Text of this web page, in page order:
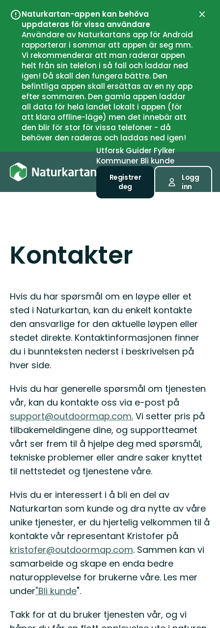
Naturkartan-appen kan behöva
uppdateras för vissa användare
Användare av Naturkartans app för Android
rapporterar i sommar att appen är seg mm.
Vi rekommenderar att man raderar appen
helt från sin telefon i så fall och laddar ned
igen! Då skall den fungera bättre. Den
befintliga appen skall ersättas av en ny app
efter sommaren. Den gamla appen laddar
all data för hela landet lokalt i appen (för
att klara offline-läge) men det innebär att
den blir för stor för vissa telefoner - då
behöver den raderas och laddas ned igen!
Lukk
UtforskGuiderFylker
Kommuner Bli kunde
Registrer
deg
Logg
inn
Kontakter
Hvis du har spørsmål om en løype eller et
sted i Naturkartan, kan du enkelt kontakte
den ansvarlige for den aktuelle løypen eller
stedet direkte. Kontaktinformasjonen finner
du i bunnteksten nederst i beskrivelsen på
hver side.
Hvis du har generelle spørsmål om tjenesten
vår, kan du kontakte oss via e-post på
support@outdoormap.com. Vi setter pris på
tilbakemeldingene dine, og supportteamet
vårt ser frem til å hjelpe deg med spørsmål,
tekniske problemer eller andre saker knyttet
til nettstedet og tjenestene våre.
Hvis du er interessert i å bli en del av
Naturkartan som kunde og dra nytte av våre
unike tjenester, er du hjertelig velkommen til å
kontakte vår representant Kristofer på
kristofer@outdoormap.com. Sammen kan vi
samarbeide og skape en enda bedre
naturopplevelse for brukerne våre. Les mer
under"Bli kunde".
Takk for at du bruker tjenesten vår, og vi